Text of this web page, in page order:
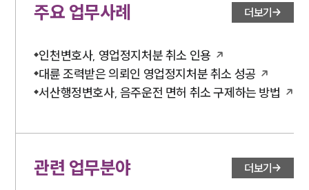
주요 업무사례 더보기
인천변호사, 영업정지처분 취소 인용
대륜 조력받은 의뢰인 영업정지처분 취소 성공
서산행정변호사, 음주운전 면허 취소 구제하는 방법
관련 업무분야 더보기